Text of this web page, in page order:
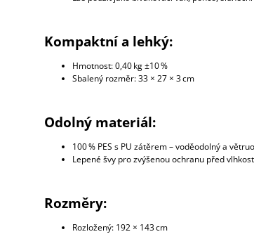
Kompaktní a lehký:
Hmotnost: 0,40 kg ±10 %
Sbalený rozměr: 33 × 27 × 3 cm
Odolný materiál:
100 % PES s PU zátěrem – voděodolný a
Lepené švy pro zvýšenou ochranu před
Rozměry:
Rozložený: 192 × 143 cm